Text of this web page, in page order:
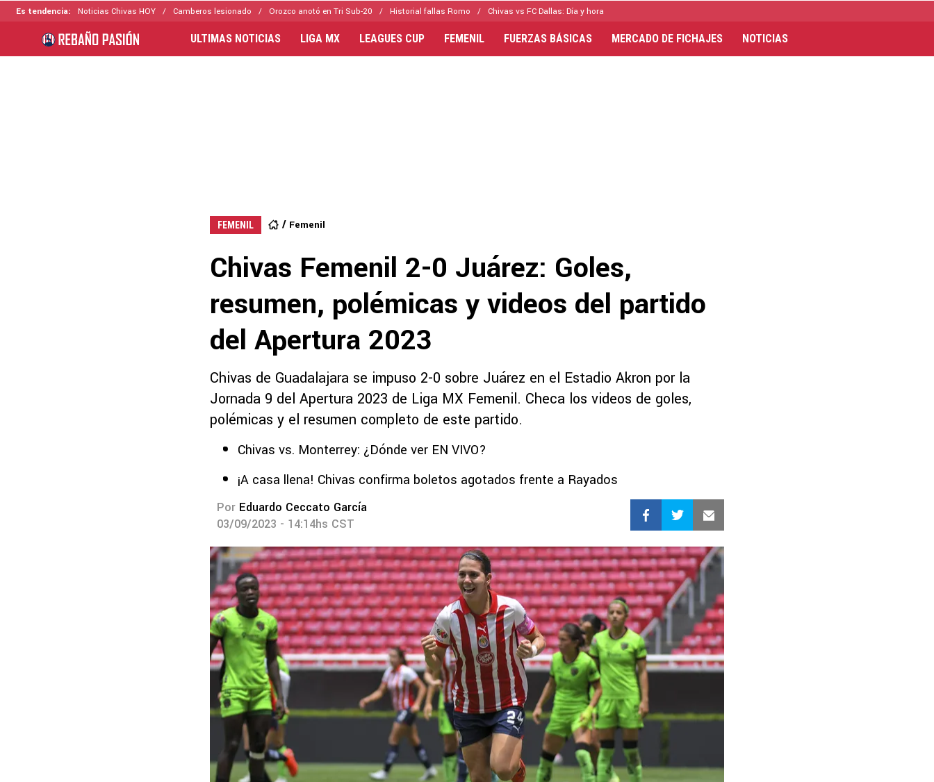
Es tendencia: Noticias Chivas HOY Camberos lesionado Orozco anotó en Tri Sub-20 Historial fallas Romo Chivas vs FC Dallas: Día y hora
ULTIMAS NOTICIAS LIGA MX LEAGUES CUP FEMENIL FUERZAS BÁSICAS MERCADO DE FICHAJES NOTICIAS
FEMENIL Femenil
Chivas Femenil 2-0 Juárez: Goles,
resumen, polémicas y videos del partido
del Apertura 2023
Chivas de Guadalajara se impuso 2-0 sobre Juárez en el Estadio Akron por la
Jornada 9 del Apertura 2023 de Liga MX Femenil. Checa los videos de goles,
polémicas y el resumen completo de este partido.
Chivas vs. Monterrey: ¿Dónde ver EN VIVO?
¡A casa llena! Chivas confirma boletos agotados frente a Rayados
Por Eduardo Ceccato García
03/09/2023 - 14:14hs CST